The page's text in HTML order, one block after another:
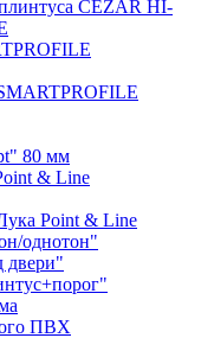
CEZAR HI-
80 мм
& Line
Point & Line
однотон"
двери"
ПВХ